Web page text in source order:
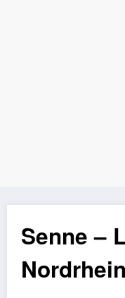
Senne –